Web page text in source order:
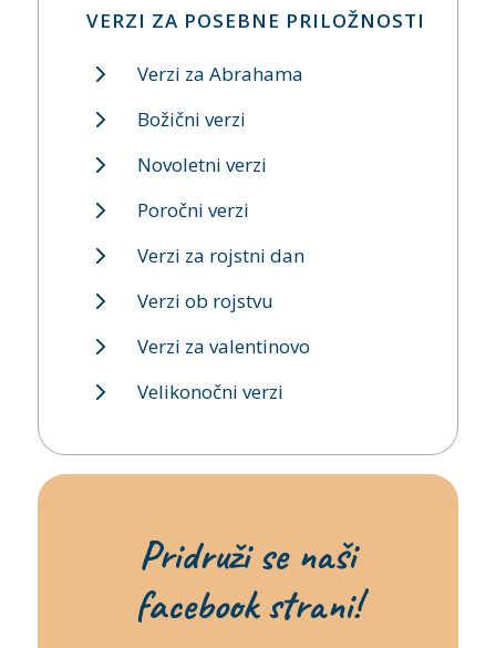
VERZI ZA POSEBNE PRILOŽNOSTI
Verzi za Abrahama
Božični verzi
Novoletni verzi
Poročni verzi
Verzi za rojstni dan
Verzi ob rojstvu
Verzi za valentinovo
Velikonočni verzi
Pridruži se naši
facebook strani!